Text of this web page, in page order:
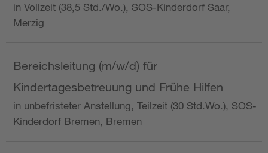
in Vollzeit (38,5 Std./Wo.), SOS-Kinderdorf Saar,
Merzig
Bereichsleitung (m/w/d) für
Kindertagesbetreuung und Frühe Hilfen
in unbefristeter Anstellung, Teilzeit (30 Std.Wo.), SOS-
Kinderdorf Bremen, Bremen